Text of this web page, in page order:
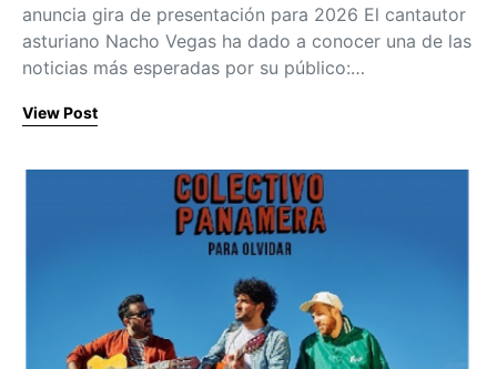
anuncia gira de presentación para 2026 El cantautor
asturiano Nacho Vegas ha dado a conocer una de las
noticias más esperadas por su público:…
View Post